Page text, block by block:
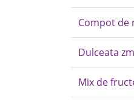
Compot de
Dulceata
Mix de